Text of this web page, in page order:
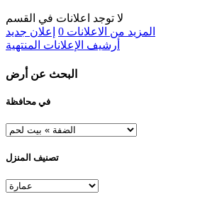
لا توجد اعلانات في القسم
المزيد من الاعلانات 0 إعلان جديد
أرشيف الإعلانات المنتهية
البحث عن أرض
في محافظة
تصنيف المنزل